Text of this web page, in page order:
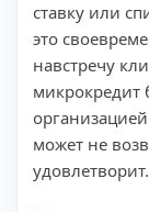
ставку или
это
навстречу
микрокредит
может не
удовлетворит.